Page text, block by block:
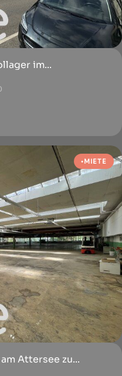
im...
MIETE
Attersee zu...